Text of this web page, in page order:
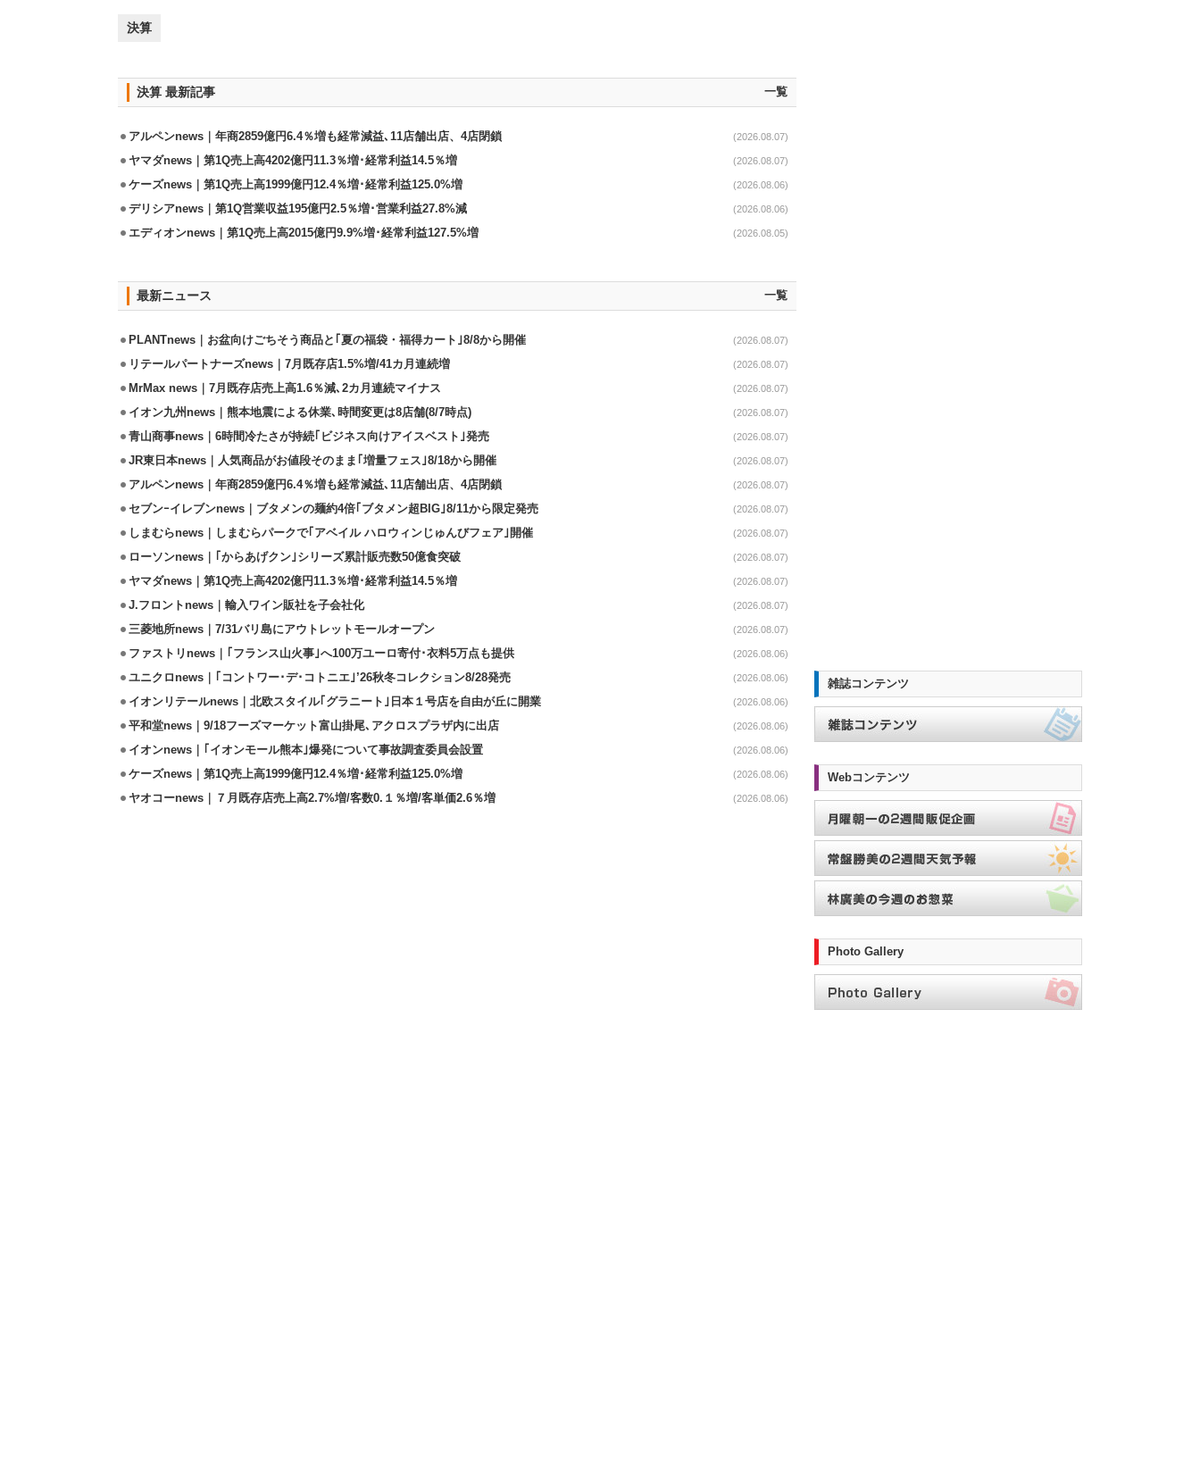
決算
決算 最新記事 一覧
アルペンnews｜年商2859億円6.4％増も経常減益､11店舗出店、4店閉鎖 (2026.08.07)
ヤマダnews｜第1Q売上高4202億円11.3％増･経常利益14.5％増 (2026.08.07)
ケーズnews｜第1Q売上高1999億円12.4％増･経常利益125.0%増 (2026.08.06)
デリシアnews｜第1Q営業収益195億円2.5％増･営業利益27.8%減 (2026.08.06)
エディオンnews｜第1Q売上高2015億円9.9%増･経常利益127.5%増 (2026.08.05)
最新ニュース 一覧
PLANTnews｜お盆向けごちそう商品と｢夏の福袋・福得カート｣8/8から開催 (2026.08.07)
リテールパートナーズnews｜7月既存店1.5%増/41カ月連続増 (2026.08.07)
MrMax news｜7月既存店売上高1.6％減､2カ月連続マイナス (2026.08.07)
イオン九州news｜熊本地震による休業､時間変更は8店舗(8/7時点) (2026.08.07)
青山商事news｜6時間冷たさが持続｢ビジネス向けアイスベスト｣発売 (2026.08.07)
JR東日本news｜人気商品がお値段そのまま｢増量フェス｣8/18から開催 (2026.08.07)
アルペンnews｜年商2859億円6.4％増も経常減益､11店舗出店、4店閉鎖 (2026.08.07)
セブンｰイレブンnews｜ブタメンの麺約4倍｢ブタメン超BIG｣8/11から限定発売 (2026.08.07)
しまむらnews｜しまむらパークで｢アベイル ハロウィンじゅんびフェア｣開催 (2026.08.07)
ローソンnews｜｢からあげクン｣シリーズ累計販売数50億食突破 (2026.08.07)
ヤマダnews｜第1Q売上高4202億円11.3％増･経常利益14.5％増 (2026.08.07)
J.フロントnews｜輸入ワイン販社を子会社化 (2026.08.07)
三菱地所news｜7/31バリ島にアウトレットモールオープン (2026.08.07)
ファストリnews｜｢フランス山火事｣へ100万ユーロ寄付･衣料5万点も提供 (2026.08.06)
ユニクロnews｜｢コントワー･デ･コトニエ｣’26秋冬コレクション8/28発売 (2026.08.06)
イオンリテールnews｜北欧スタイル｢グラニート｣日本１号店を自由が丘に開業 (2026.08.06)
平和堂news｜9/18フーズマーケット富山掛尾､アクロスプラザ内に出店 (2026.08.06)
イオンnews｜｢イオンモール熊本｣爆発について事故調査委員会設置 (2026.08.06)
ケーズnews｜第1Q売上高1999億円12.4％増･経常利益125.0%増 (2026.08.06)
ヤオコーnews｜７月既存店売上高2.7%増/客数0.１％増/客単価2.6％増 (2026.08.06)
雑誌コンテンツ
Webコンテンツ
Photo Gallery